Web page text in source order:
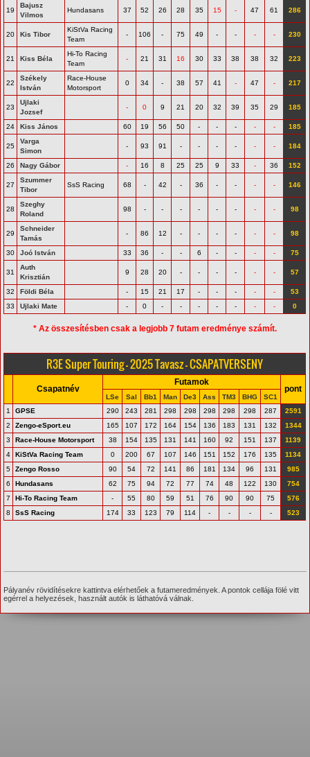
19
Bajusz
Vilmos
Hundasans 37 52 26 28 35 15 - 47 61 286
20 Kis Tibor
KiStVa Racing
Team
- 106 - 75 49 - - - - 230
21 Kiss Béla
Hi-To Racing
Team
- 21 31 16 30 33 38 38 32 223
22
Székely
István
Race-House
Motorsport
0 34 - 38 57 41 - 47 - 217
23
Ujlaki
Jozsef
- 0 9 21 20 32 39 35 29 185
24 Kiss János 60 19 56 50 - - - - - 185
25
Varga
Simon
- 93 91 - - - - - - 184
26 Nagy Gábor - 16 8 25 25 9 33 - 36 152
27
Szummer
Tibor
SsS Racing 68 - 42 - 36 - - - - 146
28
Szeghy
Roland
98 - - - - - - - - 98
29
Schneider
Tamás
- 86 12 - - - - - - 98
30 Joó István 33 36 - - 6 - - - - 75
31
Auth
Krisztián
9 28 20 - - - - - - 57
32 Földi Béla - 15 21 17 - - - - -
53
33
Ujlaki Mate - 0 - - - - - - - 0
* Az összesítésben csak a legjobb 7 futam eredménye számít.
R3E Super Touring - 2025 Tavasz - CSAPATVERSENY
Csapatnév
Futamok
pont
LSe Sal Bb1 Man De3 Ass TM3 BHG
SC1
1
GPSE 290 243 281 298 298 298 298 298 287
2591
2
Zengo-eSport.eu 165 107 172 164 154 136 183 131 132
1344
3
Race-House Motorsport 38 154 135 131 141 160 92 151 137
1139
4
KiStVa Racing Team 0 200 67 107 146 151 152 176 135
1134
5
Zengo Rosso 90 54 72 141 86 181 134 96 131
985
6
Hundasans 62 75 94 72 77 74 48 122 130
754
7
Hi-To Racing Team - 55 80 59 51 76 90 90 75
576
8
SsS Racing 174 33 123 79 114 - - - - 523
Pályanév rövidítésekre kattintva elérhetőek a futameredmények. A pontok cellája fölé vitt
egérrel a helyezések, használt autók is láthatóvá válnak.